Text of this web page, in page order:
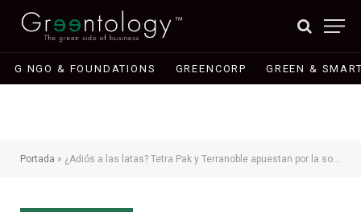
G NGO & FOUNDATIONS GREENCORP GREEN &
Portada » ¿Adiós a las latas? Tetra Pak y Terranoble apuestan por la sostenibilidad con nuevo envasado para vegetales